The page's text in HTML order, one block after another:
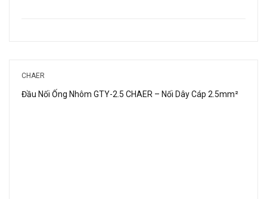
CHAER
Đầu Nối Ống Nhôm GTY-2.5 CHAER – Nối Dây Cáp 2.5mm²